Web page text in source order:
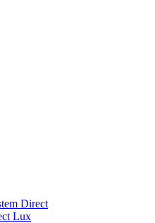
Direct
Lux